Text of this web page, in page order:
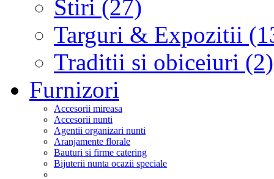
Stiri (27)
Targuri & Expozitii
Traditii si obiceiuri (2)
Furnizori
Accesorii mireasa
Accesorii nunti
Agentii organizari nunti
Aranjamente florale
Bauturi si firme catering
Bijuterii nunta ocazii speciale